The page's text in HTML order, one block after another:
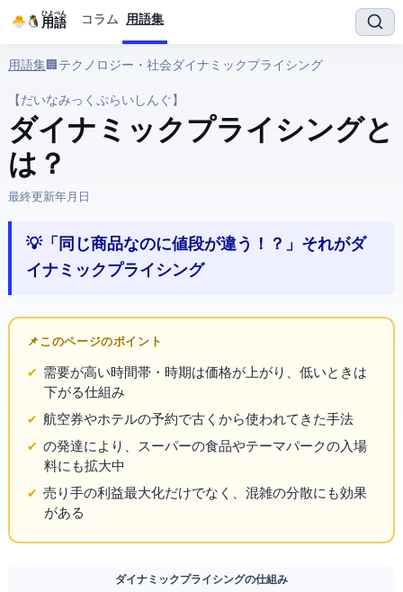
IT用語
ひよぺん コラム 用語集
用語集› 🏢 テクノロジー・社会 › ダイナミックプライシング
【だいなみっくぷらいしんぐ】
ダイナミックプライシング と
は？
最終更新:2026年3月27日
💡 「同じ商品なのに値段が違う！？」それがダ
イナミックプライシング
📌 このページのポイント
需要が高い時間帯・時期は価格が上がり、低いときは
下がる仕組み
航空券やホテルの予約で古くから使われてきた手法
AIの発達により、スーパーの食品やテーマパークの入場
料にも拡大中
売り手の利益最大化だけでなく、混雑の分散にも効果
がある
ダイナミックプライシングの仕組み